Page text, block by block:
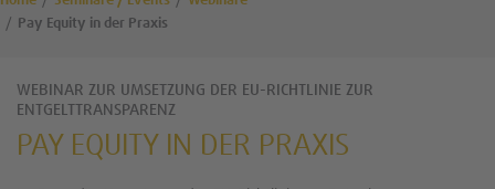
Pay Equity in der Praxis
WEBINAR ZUR UMSETZUNG DER EU-RICHTLINIE ZUR
ENTGELTTRANSPARENZ
PAY EQUITY IN DER PRAXIS